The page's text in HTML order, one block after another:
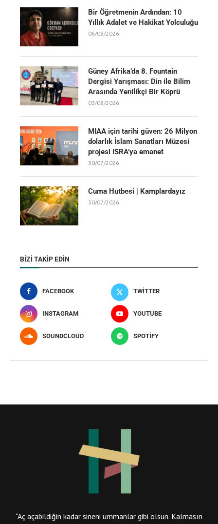
Bir Öğretmenin Ardından: 10
Yıllık Adalet ve Hakikat Yolculuğu
06/08/2026
Güney Afrika’da 8. Fountain
Dergisi Yarışması: Din ile Bilim
Arasında Yenilikçi Bir Köprü
03/08/2026
MIAA için tarihi güven: 26 Milyon
dolarlık İslam Sanatları Müzesi
projesi ISRA’ya emanet
30/07/2026
Cuma Hutbesi | Kamplardayız
30/07/2026
BIZI TAKIP EDIN
FACEBOOK TWITTER
INSTAGRAM YOUTUBE
SOUNDCLOUD SPOTIFY
“Aç açabildiğin kadar sineni ummanlar gibi olsun. Kalmasın